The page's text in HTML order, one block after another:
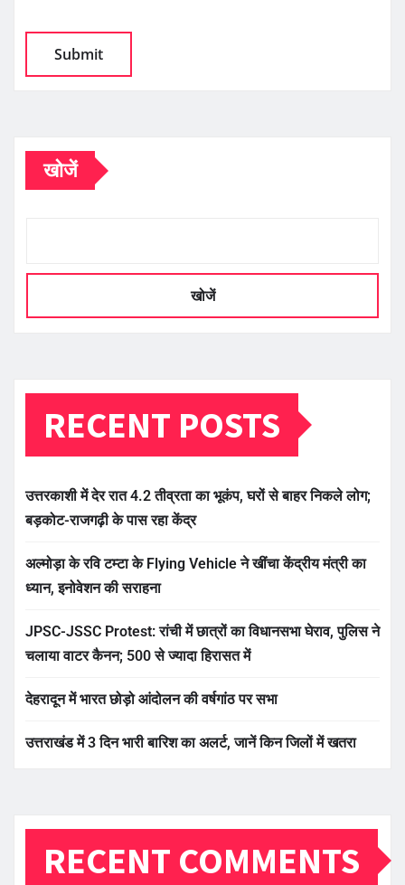
खोजें
खोजें
RECENT POSTS
उत्तरकाशी में देर रात 4.2 तीव्रता का भूकंप, घरों से बाहर निकले लोग;
बड़कोट-राजगढ़ी के पास रहा केंद्र
अल्मोड़ा के रवि टम्टा के Flying Vehicle ने खींचा केंद्रीय मंत्री का
ध्यान, इनोवेशन की सराहना
JPSC-JSSC Protest: रांची में छात्रों का विधानसभा घेराव, पुलिस ने
चलाया वाटर कैनन; 500 से ज्यादा हिरासत में
देहरादून में भारत छोड़ो आंदोलन की वर्षगांठ पर सभा
उत्तराखंड में 3 दिन भारी बारिश का अलर्ट, जानें किन जिलों में खतरा
RECENT COMMENTS